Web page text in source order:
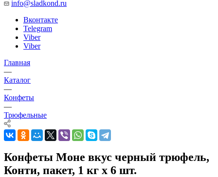
info@sladkond.ru
Вконтакте
Telegram
Viber
Viber
Главная
—
Каталог
—
Конфеты
—
Трюфельные
Конфеты Моне вкус черный трюфель,
Конти, пакет, 1 кг х 6 шт.